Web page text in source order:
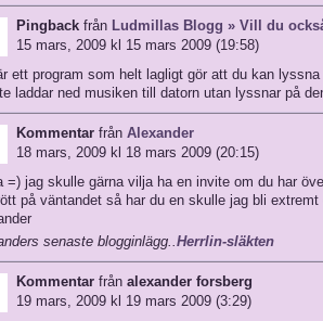
Pingback från Ludmillas Blogg » Vill du
15 mars, 2009 kl 15 mars 2009 (19:58)
ett program som helt lagligt gör att du kan
laddar ned musiken till datorn utan lyssnar på
Kommentar från Alexander
18 mars, 2009 kl 18 mars 2009 (20:15)
=) jag skulle gärna vilja ha en invite om du har
på väntandet så har du en skulle jag bli
senaste blogginlägg..Herrlin-släkten
Kommentar från alexander forsberg
19 mars, 2009 kl 19 mars 2009 (3:29)